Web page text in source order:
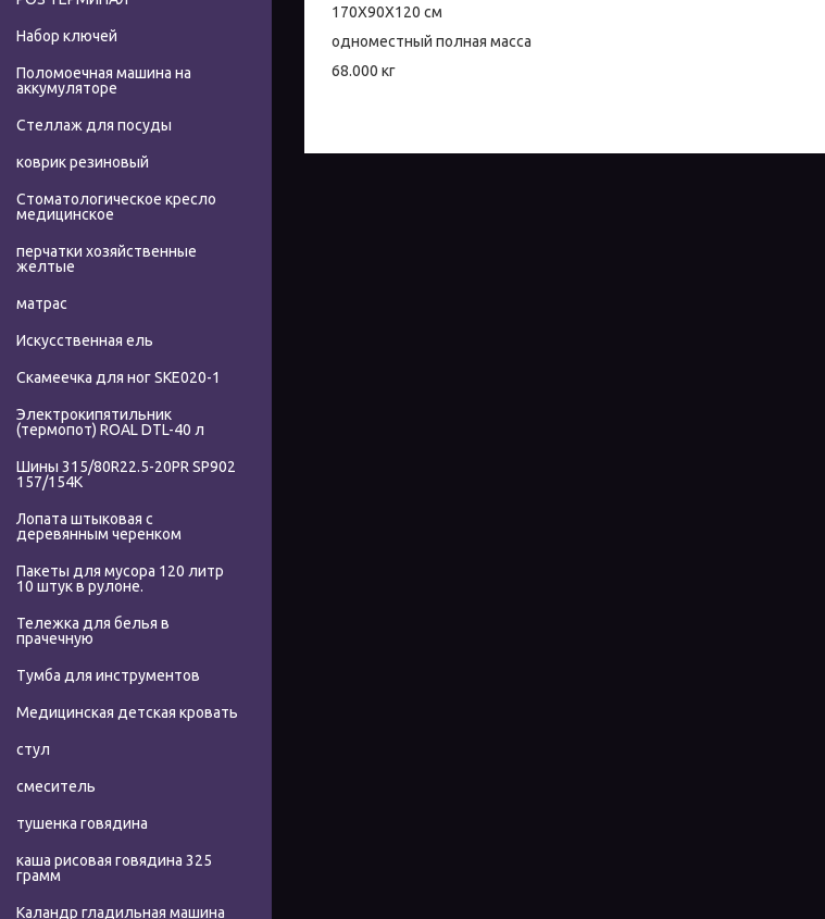
170X90X120 см
одноместный полная масса
68.000 кг
Набор ключей
Поломоечная машина на
аккумуляторе
Стеллаж для посуды
коврик резиновый
Стоматологическое кресло
медицинское
перчатки хозяйственные
желтые
матрас
Искусственная ель
Скамеечка для ног SKE020-1
Электрокипятильник
(термопот) ROAL DTL-40 л
Шины 315/80R22.5-20PR SP902
157/154K
Лопата штыковая с
деревянным черенком
Пакеты для мусора 120 литр
10 штук в рулоне.
Тележка для белья в
прачечную
Тумба для инструментов
Медицинская детская кровать
стул
смеситель
тушенка говядина
каша рисовая говядина 325
грамм
Каландр гладильная машина